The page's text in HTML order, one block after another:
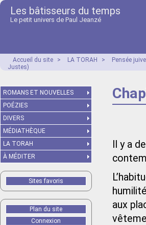
Les bâtisseurs du temps
Le petit univers de Paul Jeanzé
Accueil du site > LA TORAH > Pensée juive
Justes)
Il y a
aux
ROMANS ET NOUVELLES
POÉZIES
DIVERS
MÉDIATHÈQUE
LA TORAH
À MÉDITER
Sites favoris
Plan du site
Connexion